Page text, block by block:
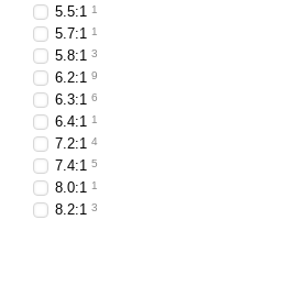
5.5:1 1
5.7:1 1
5.8:1 3
6.2:1 9
6.3:1 6
6.4:1 1
7.2:1 4
7.4:1 5
8.0:1 1
8.2:1 3